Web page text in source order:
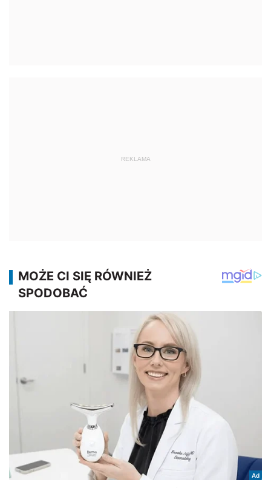
REKLAMA